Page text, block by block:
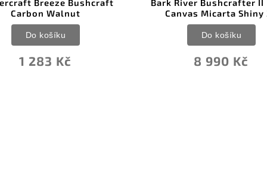
Breeze Bushcraft
Carbon Walnut
1 283 Kč
Do košíku
Bark River Bushcrafter II
Canvas Micarta Shiny
8 990 Kč
Do košíku